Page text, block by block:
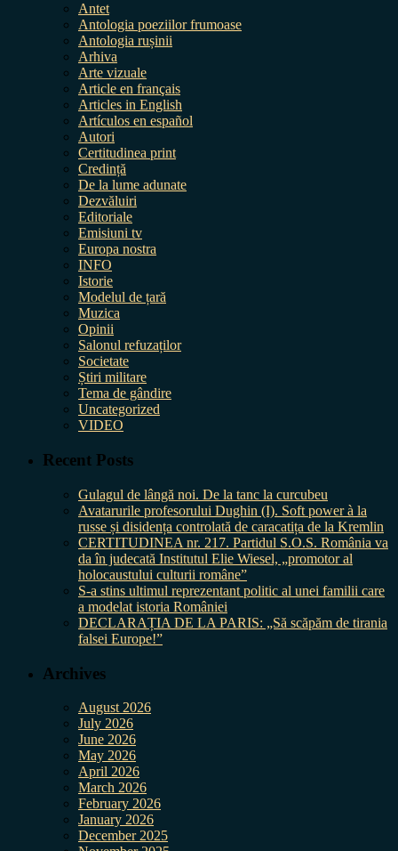
Antet
Antologia poeziilor frumoase
Antologia rușinii
Arhiva
Arte vizuale
Article en français
Articles in English
Artículos en español
Autori
Certitudinea print
Credință
De la lume adunate
Dezvăluiri
Editoriale
Emisiuni tv
Europa nostra
INFO
Istorie
Modelul de țară
Muzica
Opinii
Salonul refuzaților
Societate
Știri militare
Tema de gândire
Uncategorized
VIDEO
Recent Posts
Gulagul de lângă noi. De la tanc la curcubeu
Avatarurile profesorului Dughin (I). Soft power à la
russe și disidența controlată de caracatița de la Kremlin
CERTITUDINEA nr. 217. Partidul S.O.S. România va
da în judecată Institutul Elie Wiesel, „promotor al
holocaustului culturii române”
S-a stins ultimul reprezentant politic al unei familii care
a modelat istoria României
DECLARAȚIA DE LA PARIS: „Să scăpăm de tirania
falsei Europe!”
Archives
August 2026
July 2026
June 2026
May 2026
April 2026
March 2026
February 2026
January 2026
December 2025